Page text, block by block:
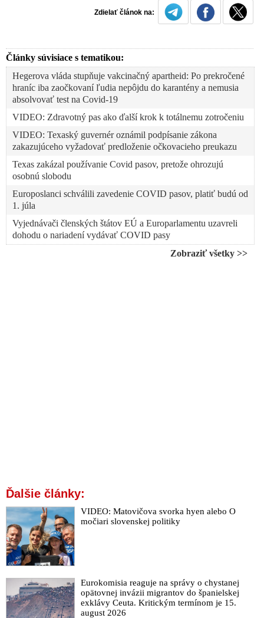
Zdielať článok na:
Články súvisiace s tematikou:
Hegerova vláda stupňuje vakcinačný apartheid: Po prekročené
hraníc iba zaočkovaní ľudia nepôjdu do karantény a nemusia
absolvovať test na Covid-19
VIDEO: Zdravotný pas ako ďalší krok k totálnemu zotročeniu
VIDEO: Texaský guvernér oznámil podpísanie zákona
zakazujúceho vyžadovať predloženie očkovacieho preukazu
Texas zakázal používanie Covid pasov, pretože ohrozujú
osobnú slobodu
Europoslanci schválili zavedenie COVID pasov, platiť budú od
1. júla
Vyjednávači členských štátov EÚ a Europarlamentu uzavreli
dohodu o nariadení vydávať COVID pasy
Vakcinačný apartheid a segregácia neočkovaných: EÚ otvorí
VIDEO: Důrazné varování před vakcinačními pasy
VIDEO: Vakcinační pasy, roušky, zákazy – tohle už dávno
není o viru
Kriminalizace Big Pharmy, vakcína mRNA způsobuje úmrtí a
poškození. EU schvaluje „digitální očkovací pas“
COVID-pasy diskriminujú neočkovaných a sú v rozpore s
rezolúciou Rady Európy, upozorňuje šéfka Slovenského fóra
cestovného ruchu
WHO odmieta zavedenie vakcinačných pasov pre cestovanie
Zobraziť všetky >>
Ďalšie články:
VIDEO: Matovičova svorka hyen alebo O
močiari slovenskej politiky
Eurokomisia reaguje na správy o chystanej
opätovnej invázii migrantov do španielskej
exklávy Ceuta. Kritickým termínom je 15.
august 2026